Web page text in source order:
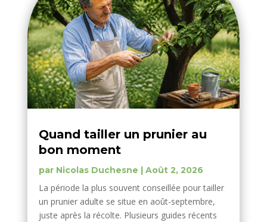
Quand tailler un prunier au
bon moment
par Nicolas Duchesne | Août 2, 2026
La période la plus souvent conseillée pour tailler
un prunier adulte se situe en août-septembre,
juste après la récolte. Plusieurs guides récents